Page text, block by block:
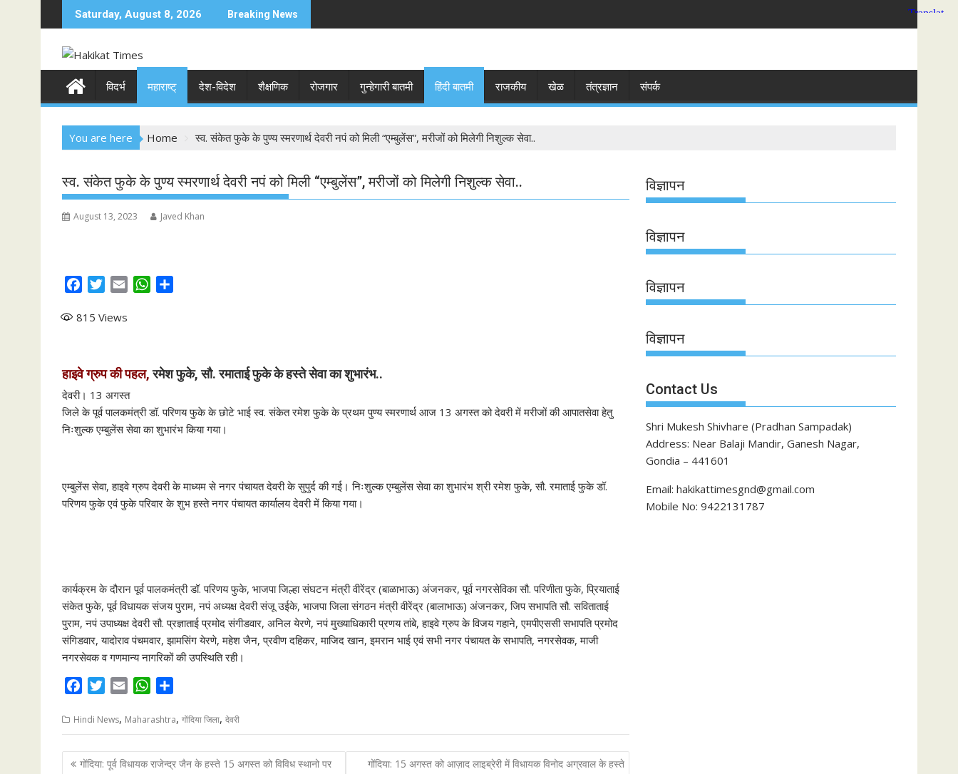
k
c
Saturday, August 8, 2026 Breaking News
विदर्भ महाराष्ट् देश-विदेश शैक्षणिक रोजगार गुन्हेगारी बातमी हिंदी बातमी राजकीय खेळ तंत्रज्ञान संपर्क
You are here Home स्व. संकेत फुके के पुण्य स्मरणार्थ देवरी नपं को मिली “एम्बुलेंस”, मरीजों को मिलेगी निशुल्क सेवा..
स्व. संकेत फुके के पुण्य स्मरणार्थ देवरी नपं को मिली “एम्बुलेंस”, मरीजों को मिलेगी निशुल्क सेवा..
August 13, 2023 Javed Khan
c
o
k
i
e
W
A
p
815 Views
हाइवे ग्रुप की पहल,रमेश फुके, सौ. रमाताई फुके के हस्ते सेवा का शुभारंभ..
देवरी। 13 अगस्त
जिले के पूर्व पालकमंत्री डॉ. परिणय फुके के छोटे भाई स्व. संकेत रमेश फुके के प्रथम पुण्य स्मरणार्थ आज 13 अगस्त को देवरी में मरीजों की आपातसेवा हेतु
निःशुल्क एम्बुलेंस सेवा का शुभारंभ किया गया।
एम्बुलेंस सेवा, हाइवे ग्रुप देवरी के माध्यम से नगर पंचायत देवरी के सुपुर्द की गई। निःशुल्क एम्बुलेंस सेवा का शुभारंभ श्री रमेश फुके, सौ. रमाताई फुके डॉ.
परिणय फुके एवं फुके परिवार के शुभ हस्ते नगर पंचायत कार्यालय देवरी में किया गया।
कार्यक्रम के दौरान पूर्व पालकमंत्री डॉ. परिणय फुके, भाजपा जिल्हा संघटन मंत्री वीरेंद्र (बाळाभाऊ) अंजनकर, पूर्व नगरसेविका सौ. परिणीता फुके, प्रियाताई
संकेत फुके, पूर्व विधायक संजय पुराम, नपं अध्यक्ष देवरी संजू उईके, भाजपा जिला संगठन मंत्री वीरेंद्र (बालाभाऊ) अंजनकर, जिप सभापति सौ. सविताताई
पुराम, नपं उपाध्यक्ष देवरी सौ. प्रज्ञाताई प्रमोद संगीडवार, अनिल येरणे, नपं मुख्याधिकारी प्रणय तांबे, हाइवे ग्रुप के विजय गहाने, एमपीएससी सभापति प्रमोद
संगिडवार, यादोराव पंचमवार, झामसिंग येरणे, महेश जैन, प्रवीण दहिकर, माजिद खान, इमरान भाई एवं सभी नगर पंचायत के सभापति, नगरसेवक, माजी
नगरसेवक व गणमान्य नागरिकों की उपस्थिति रही।
c
e
b
i
t
t
a
i
l
W
a
t
s
a
r
e
Hindi News, Maharashtra, गोंदिया जिला, देवरी
P गोंदिया: पूर्व विधायक राजेन्द्र जैन के हस्ते 15 अगस्त को विविध स्थानो पर
गोंदिया: 15 अगस्त को आज़ाद लाइब्रेरी में विधायक विनोद अग्रवाल के हस्ते
विज्ञापन
विज्ञापन
विज्ञापन
विज्ञापन
Contact Us
Shri Mukesh Shivhare (Pradhan Sampadak)
Address: Near Balaji Mandir, Ganesh Nagar,
Gondia – 441601
Email: hakikattimesgnd@gmail.com
Mobile No: 9422131787